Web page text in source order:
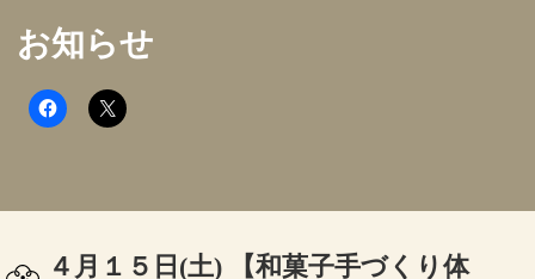
お知らせ
４月１５日(土) 【和菓子手づくり体